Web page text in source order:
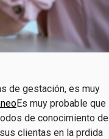
de gestación, es muy
Es muy probable que
de conocimiento de
clientas en la prdida